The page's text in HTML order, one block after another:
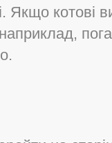
Якщо котові